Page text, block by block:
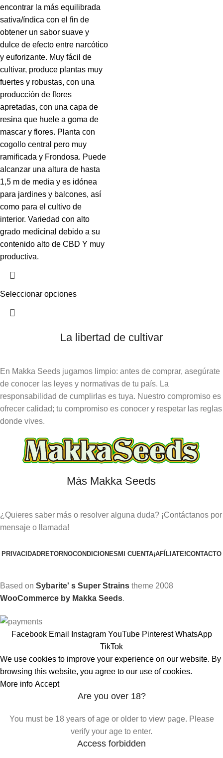
encontrar la más equilibrada
sativa/índica con el fin de
obtener un sabor suave y
dulce de efecto entre narcótico
y euforizante. Muy fácil de
cultivar, produce plantas muy
fuertes y robustas, con una
producción de flores
apretadas, con una capa de
resina que huele a goma de
mascar y flores. Planta con
cogollo central pero muy
ramificada y Frondosa. Puede
alcanzar una altura de hasta
1,5 m de media y es idónea
para jardines y balcones, así
como para el cultivo de
interior. Variedad con alto
grado medicinal debido a su
contenido alto de CBD Y muy
productiva.
Seleccionar opciones
La libertad de cultivar
En Makka Seeds jugamos limpio: antes de comprar, asegúrate
de conocer las leyes y normativas de tu país. La
responsabilidad de cumplirlas es tuya. Nuestro compromiso es
ofrecer calidad; tu compromiso es conocer y respetar las reglas
donde vives.
Más Makka Seeds
¿Quieres saber más o resolver alguna duda? ¡Contáctanos por
mensaje o llamada!
PRIVACIDADRETORNOCONDICIONES MI CUENTA¡AFÍLIATE!CONTACTO
Based on Sybarite' s Super Strains theme 2008
WooCommerce by Makka Seeds.
Facebook Email Instagram YouTube Pinterest WhatsApp
TikTok
We use cookies to improve your experience on our website. By
browsing this website, you agree to our use of cookies.
More info Accept
Are you over 18?
You must be 18 years of age or older to view page. Please
verify your age to enter.
Access forbidden